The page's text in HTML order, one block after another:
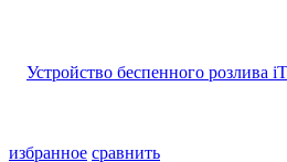
избранное сравнить